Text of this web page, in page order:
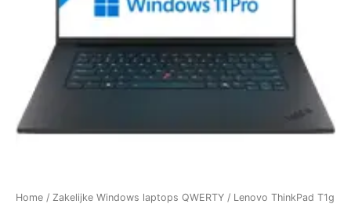
Home / Zakelijke Windows laptops QWERTY / Lenovo ThinkPad T1g